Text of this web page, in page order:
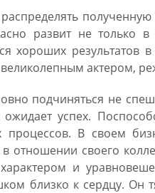
развит не только в
хороших результатов
актером,
подчиняться не
успех.
В своем
отношении своего
и
близко к сердцу. Он